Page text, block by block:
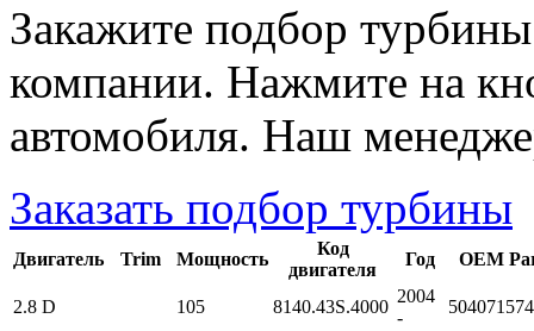
Закажите подбор
компании. Нажмите на
автомобиля. Наш
Заказать подбор турбины
Двигатель Trim Мощность
Код
двигателя
Год OEM
2.8 D 105 8140.43S.4000
2004
-
504071574